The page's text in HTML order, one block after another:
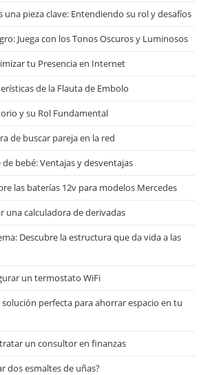
una pieza clave: Entendiendo su rol y desafíos
Juega con los Tonos Oscuros y Luminosos
tu Presencia en Internet
de la Flauta de Embolo
y su Rol Fundamental
de buscar pareja en la red
bebé: Ventajas y desventajas
las baterías 12v para modelos Mercedes
una calculadora de derivadas
Descubre la estructura que da vida a las
un termostato WiFi
solución perfecta para ahorrar espacio en tu
un consultor en finanzas
dos esmaltes de uñas?